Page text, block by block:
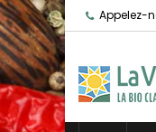
Appelez-